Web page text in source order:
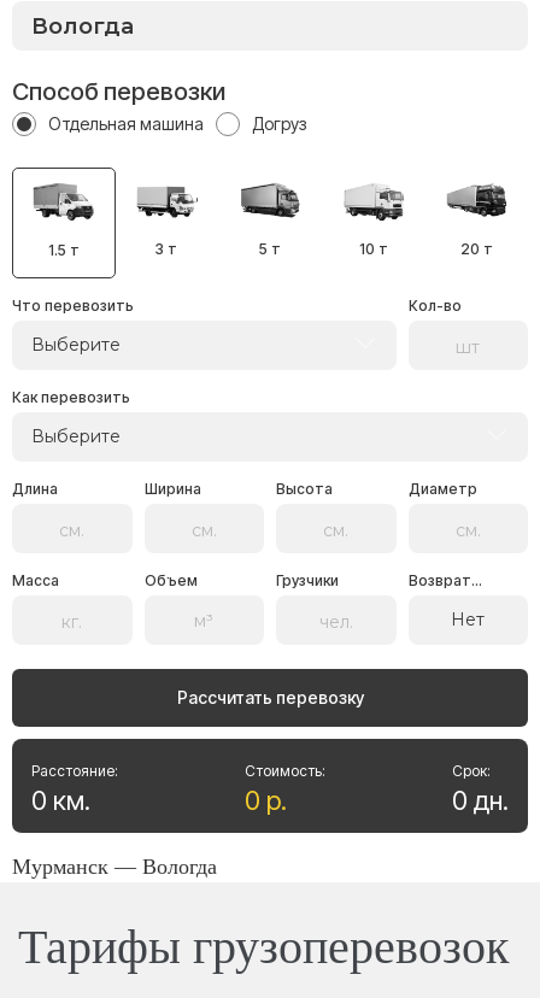
Способ перевозки
Отдельная машина Догруз
1.5 т 3 т 5 т 10 т 20 т
Что перевозить
Выберите
Кол-во
Как перевозить
Выберите
Длина Ширина Высота Диаметр
Масса Объем Грузчики Возврат...
Нет
Рассчитать перевозку
Стоимость:
0 р.
Расстояние:
0 км.
Срок:
0 дн.
Мурманск — Вологда
Тарифы грузоперевозок